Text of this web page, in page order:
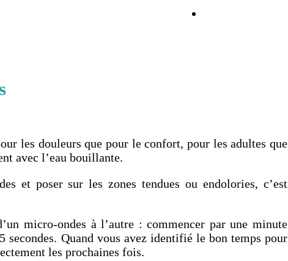
les douleurs que pour le confort, pour les adultes que
avec l’eau bouillante.
et poser sur les zones tendues ou endolories, c’est
micro-ondes à l’autre : commencer par une minute
secondes. Quand vous avez identifié le bon temps pour
les prochaines fois.